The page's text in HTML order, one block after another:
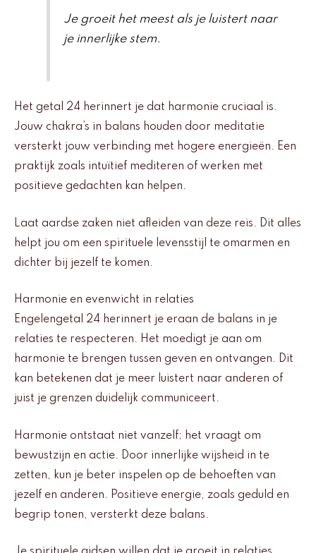
Je groeit het meest als je luistert naar
je innerlijke stem.
Het getal 24 herinnert je dat harmonie cruciaal is.
Jouw chakra’s in balans houden door meditatie
versterkt jouw verbinding met hogere energieën. Een
praktijk zoals intuïtief mediteren of werken met
positieve gedachten kan helpen.
Laat aardse zaken niet afleiden van deze reis. Dit alles
helpt jou om een spirituele levensstijl te omarmen en
dichter bij jezelf te komen.
Harmonie en evenwicht in relaties
Engelengetal 24 herinnert je eraan de balans in je
relaties te respecteren. Het moedigt je aan om
harmonie te brengen tussen geven en ontvangen. Dit
kan betekenen dat je meer luistert naar anderen of
juist je grenzen duidelijk communiceert.
Harmonie ontstaat niet vanzelf; het vraagt om
bewustzijn en actie. Door innerlijke wijsheid in te
zetten, kun je beter inspelen op de behoeften van
jezelf en anderen. Positieve energie, zoals geduld en
begrip tonen, versterkt deze balans.